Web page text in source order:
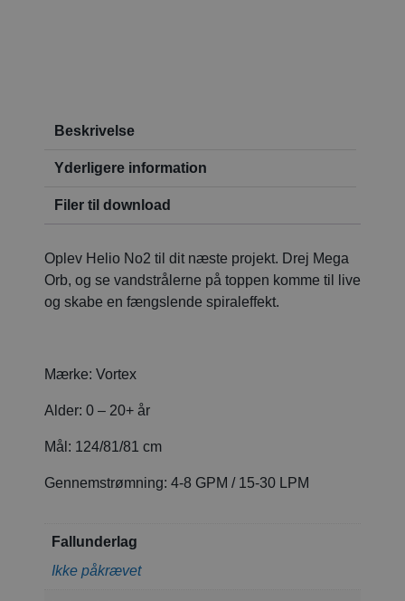
Beskrivelse
Yderligere information
Filer til download
Oplev Helio No2 til dit næste projekt. Drej Mega
Orb, og se vandstrålerne på toppen komme til live
og skabe en fængslende spiraleffekt.
Mærke: Vortex
Alder: 0 – 20+ år
Mål: 124/81/81 cm
Gennemstrømning: 4-8 GPM / 15-30 LPM
Fallunderlag
Ikke påkrævet